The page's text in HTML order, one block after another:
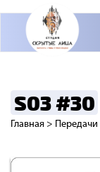
S03 #30
Главная > Передачи